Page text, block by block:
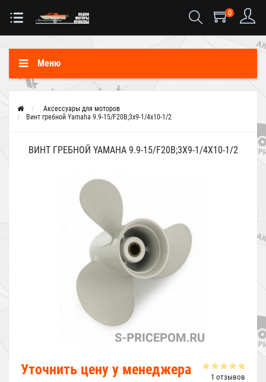
0
Меню
Аксессуары для моторов
Винт гребной Yamaha 9.9-15/F20B;3x9-1/4x10-1/2
ВИНТ ГРЕБНОЙ YAMAHA 9.9-15/F20B;3X9-1/4X10-1/2
1 отзывов
Уточнить цену у менеджера